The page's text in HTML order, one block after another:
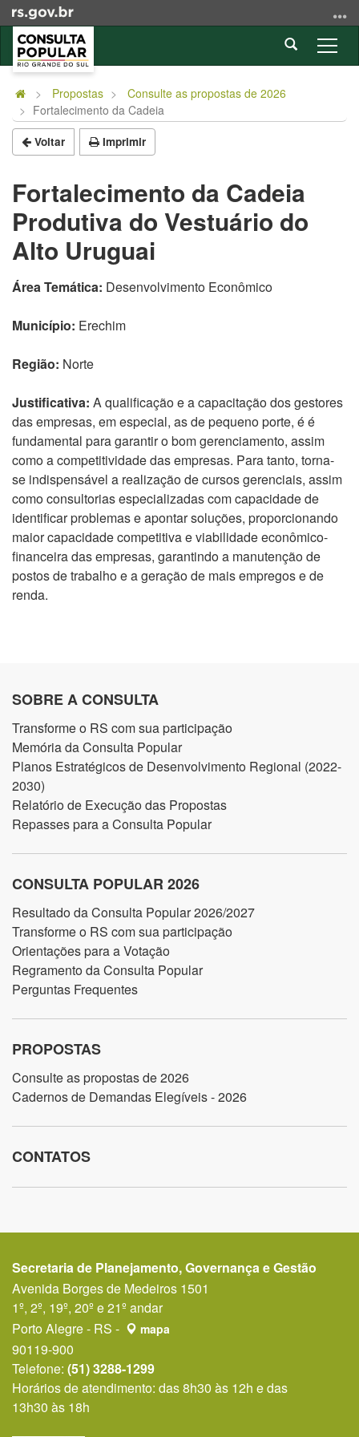
para
conteúdo
para
menu
para
busca
a
Abrir
a
Início
conteúdo
Propostas
Consulte as propostas de 2026
Fortalecimento da Cadeia
Voltar Imprimir
Fortalecimento da Cadeia
Produtiva do Vestuário do
Alto Uruguai
Área Temática: Desenvolvimento Econômico
Município: Erechim
Região: Norte
Justificativa: A qualificação e a capacitação dos gestores
das empresas, em especial, as de pequeno porte, é é
fundamental para garantir o bom gerenciamento, assim
como a competitividade das empresas. Para tanto, torna-
se indispensável a realização de cursos gerenciais, assim
como consultorias especializadas com capacidade de
identificar problemas e apontar soluções, proporcionando
maior capacidade competitiva e viabilidade econômico-
financeira das empresas, garantindo a manutenção de
postos de trabalho e a geração de mais empregos e de
renda.
SOBRE A CONSULTA
Transforme o RS com sua participação
Memória da Consulta Popular
Planos Estratégicos de Desenvolvimento Regional (2022-
2030)
Relatório de Execução das Propostas
Repasses para a Consulta Popular
CONSULTA POPULAR 2026
Resultado da Consulta Popular 2026/2027
Transforme o RS com sua participação
Orientações para a Votação
Regramento da Consulta Popular
Perguntas Frequentes
PROPOSTAS
Consulte as propostas de 2026
Cadernos de Demandas Elegíveis - 2026
CONTATOS
Secretaria de Planejamento, Governança e Gestão
Avenida Borges de Medeiros 1501
1º, 2º, 19º, 20º e 21º andar
Porto Alegre - RS -
mapa
90119-900
Telefone: (51) 3288-1299
Horários de atendimento: das 8h30 às 12h e das
13h30 às 18h